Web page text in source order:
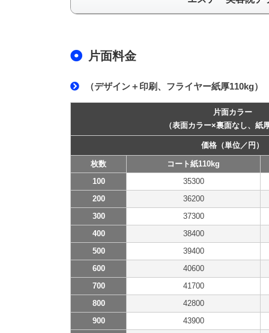
片面料金
（デザイン＋印刷、フライヤー紙厚110kg）
片面カラー
（表面カラー×裏面なし、紙
価格（単位／円）
枚数 コート紙110kg
100
35300
200
36200
300
37300
400
38400
500
39400
600
40600
700
41700
800
42800
900
43900